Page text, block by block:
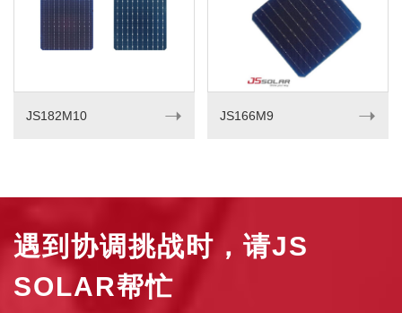
JS182M10 ➝ JS166M9 ➝
遇到协调挑战时，请JS
SOLAR帮忙